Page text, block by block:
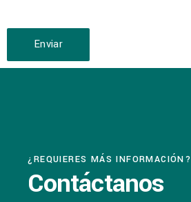
Enviar
¿REQUIERES MÁS INFORMACIÓN?
Contáctanos